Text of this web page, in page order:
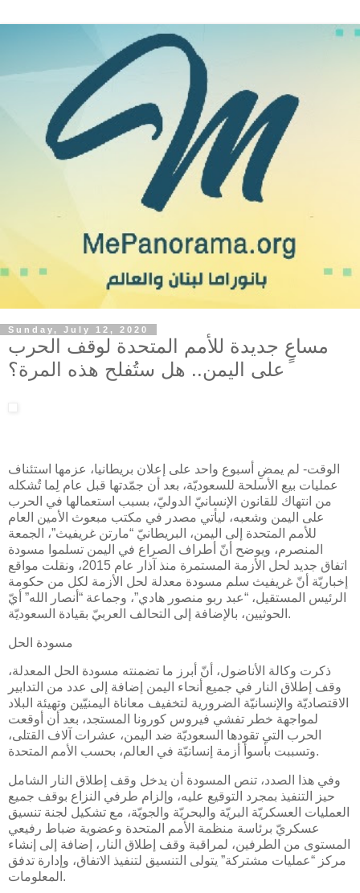
Sunday, July 12, 2020
مساعٍ جديدة للأمم المتحدة لوقف الحرب
على اليمن.. هل ستُفلح هذه المرة؟
الوقت- لم يمضِ أسبوع واحد على إعلان بريطانيا، عزمها استئناف
عمليات بيع الأسلحة للسعوديّة، بعد أن جمّدتها قبل عام لِما تُشكله
من انتهاك للقانون الإنسانيّ الدوليّ، بسبب استعمالها في الحرب
على اليمن وشعبه، ليأتي مصدر في مكتب مبعوث الأمين العام
للأمم المتحدة إلى اليمن، البريطانيّ “مارتن غريفيث”، الجمعة
المنصرم، ويوضح أنّ أطراف الصراع في اليمن تسلموا مسودة
اتفاق جديد لحل الأزمة المستمرة منذ آذار عام 2015، ونقلت مواقع
إخباريّة أنّ غريفيث سلم مسودة معدلة لحل الأزمة لكل من حكومة
الرئيس المستقيل، “عبد ربو منصور هادي”، وجماعة “أنصار الله” أيّ
الحوثيين، بالإضافة إلى التحالف العربيّ بقيادة السعوديّة.
مسودة الحل
ذكرت وكالة الأناضول، أنّ أبرز ما تضمنته مسودة الحل المعدلة،
وقف إطلاق النار في جميع أنحاء اليمن إضافة إلى عدد من التدابير
الاقتصاديّة والإنسانيّة الضرورية لتخفيف معاناة اليمنيّين وتهيئة البلاد
لمواجهة خطر تفشي فيروس كورونا المستجد، بعد أن أوقعت
الحرب التي تقودها السعوديّة ضد اليمن، عشرات آلاف القتلى،
وتسببت بأسوأ أزمة إنسانيّة في العالم، بحسب الأمم المتحدة.
وفي هذا الصدد، تنص المسودة أن يدخل وقف إطلاق النار الشامل
حيز التنفيذ بمجرد التوقيع عليه، وإلزام طرفي النزاع بوقف جميع
العمليات العسكريّة البريّة والبحريّة والجويّة، مع تشكيل لجنة تنسيق
عسكريّ برئاسة منظمة الأمم المتحدة وعضوية ضباط رفيعي
المستوى من الطرفين، لمراقبة وقف إطلاق النار، إضافة إلى إنشاء
مركز “عمليات مشتركة” يتولى التنسيق لتنفيذ الاتفاق، وإدارة تدفق
المعلومات.